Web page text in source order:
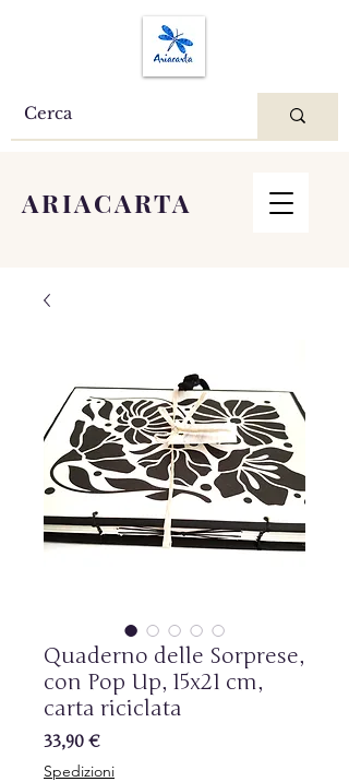
ARIACARTA
Quaderno delle Sorprese,
con Pop Up, 15x21 cm,
carta riciclata
33,90 €Prezzo
Spedizioni